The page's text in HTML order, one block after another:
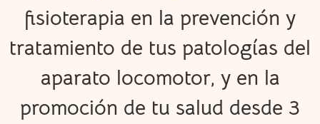
fisioterapia en la prevención y
tratamiento de tus patologías del
aparato locomotor, y en la
promoción de tu salud desde 3